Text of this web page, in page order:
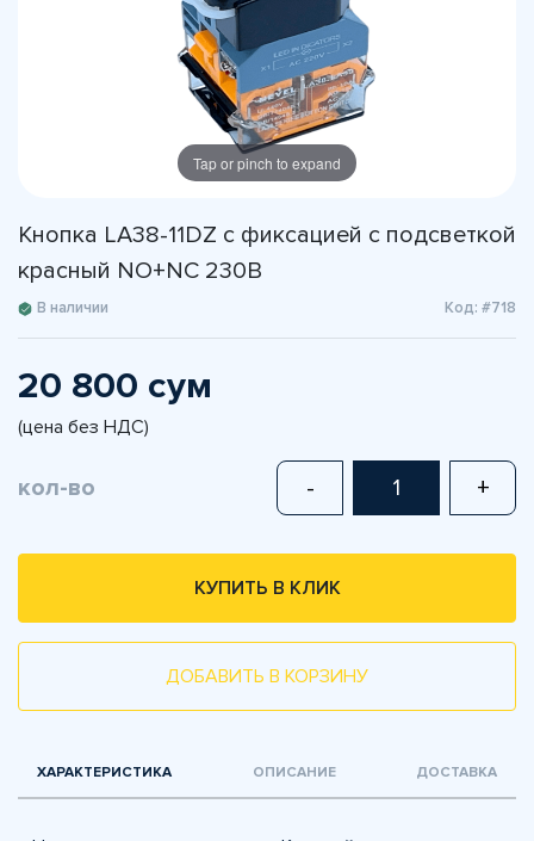
Tap or pinch to expand
Кнопка LA38-11DZ с фиксацией с подсветкой
красный NO+NC 230В
В наличии Код: #718
20 800 сум
(цена без НДС)
кол-во - +
КУПИТЬ В КЛИК
ДОБАВИТЬ В КОРЗИНУ
ХАРАКТЕРИСТИКА ОПИСАНИЕ ДОСТАВКА